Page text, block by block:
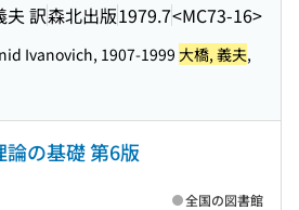
夫 訳森北出版1979.7<MC73-16>
Ivanovich, 1907-1999 大橋, 義夫,
論の基礎 第6版
全国の図書館